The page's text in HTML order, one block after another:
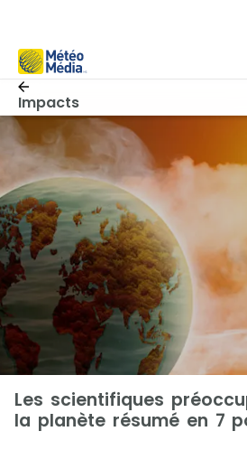
Impacts
Les scientifiques
la planète résumé en 7